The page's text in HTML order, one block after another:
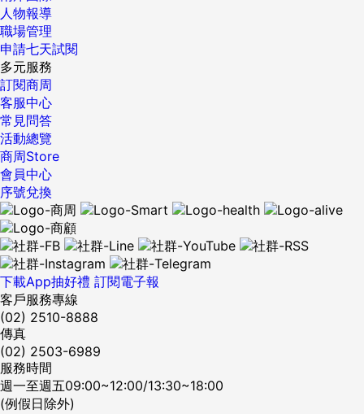
人物報導
職場管理
申請七天試閱
多元服務
訂閱商周
客服中心
常見問答
活動總覽
商周Store
會員中心
序號兌換
下載App抽好禮 訂閱電子報
客戶服務專線
(02) 2510-8888
傳真
(02) 2503-6989
服務時間
週一至週五09:00~12:00/13:30~18:00
(例假日除外)